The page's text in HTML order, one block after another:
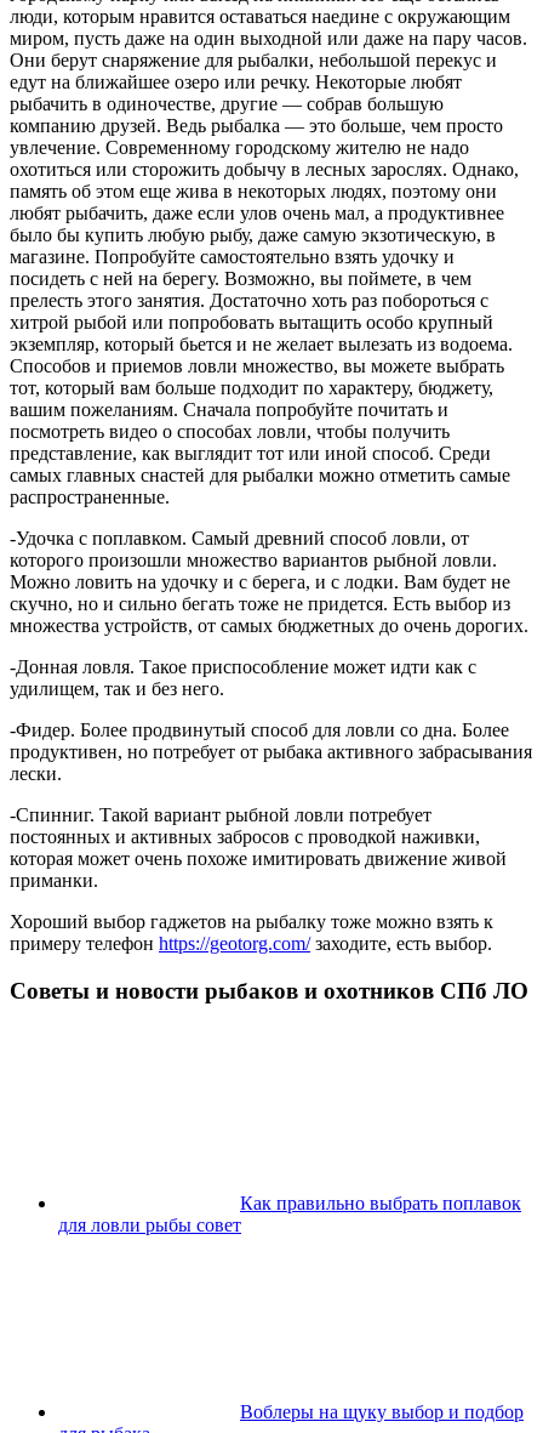
люди, которым нравится оставаться наедине с окружающим
миром, пусть даже на один выходной или даже на пару часов.
Они берут снаряжение для рыбалки, небольшой перекус и
едут на ближайшее озеро или речку. Некоторые любят
рыбачить в одиночестве, другие — собрав большую
компанию друзей. Ведь рыбалка — это больше, чем просто
увлечение. Современному городскому жителю не надо
охотиться или сторожить добычу в лесных зарослях. Однако,
память об этом еще жива в некоторых людях, поэтому они
любят рыбачить, даже если улов очень мал, а продуктивнее
было бы купить любую рыбу, даже самую экзотическую, в
магазине. Попробуйте самостоятельно взять удочку и
посидеть с ней на берегу. Возможно, вы поймете, в чем
прелесть этого занятия. Достаточно хоть раз побороться с
хитрой рыбой или попробовать вытащить особо крупный
экземпляр, который бьется и не желает вылезать из водоема.
Способов и приемов ловли множество, вы можете выбрать
тот, который вам больше подходит по характеру, бюджету,
вашим пожеланиям. Сначала попробуйте почитать и
посмотреть видео о способах ловли, чтобы получить
представление, как выглядит тот или иной способ. Среди
самых главных снастей для рыбалки можно отметить самые
распространенные.
-Удочка с поплавком. Самый древний способ ловли, от
которого произошли множество вариантов рыбной ловли.
Можно ловить на удочку и с берега, и с лодки. Вам будет не
скучно, но и сильно бегать тоже не придется. Есть выбор из
множества устройств, от самых бюджетных до очень дорогих.
-Донная ловля. Такое приспособление может идти как с
удилищем, так и без него.
-Фидер. Более продвинутый способ для ловли со дна. Более
продуктивен, но потребует от рыбака активного забрасывания
лески.
-Спинниг. Такой вариант рыбной ловли потребует
постоянных и активных забросов с проводкой наживки,
которая может очень похоже имитировать движение живой
приманки.
Хороший выбор гаджетов на рыбалку тоже можно взять к
примеру телефон https://geotorg.com/заходите, есть выбор.
Советы и новости рыбаков и охотников СПб ЛО
Как правильно выбрать поплавок
для ловли рыбы совет
Воблеры на щуку выбор и подбор